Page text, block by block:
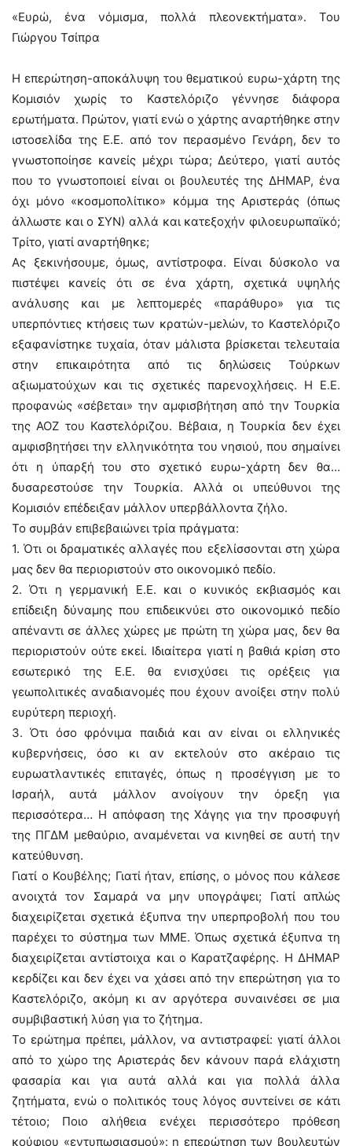
«Ευρώ, ένα νόμισμα, πολλά πλεονεκτήματα». Του
Γιώργου Τσίπρα
Η επερώτηση-αποκάλυψη του θεματικού ευρω-χάρτη της
Κομισιόν χωρίς το Καστελόριζο γέννησε διάφορα
ερωτήματα. Πρώτον, γιατί ενώ ο χάρτης αναρτήθηκε στην
ιστοσελίδα της Ε.Ε. από τον περασμένο Γενάρη, δεν το
γνωστοποίησε κανείς μέχρι τώρα; Δεύτερο, γιατί αυτός
που το γνωστοποιεί είναι οι βουλευτές της ΔΗΜΑΡ, ένα
όχι μόνο «κοσμοπολίτικο» κόμμα της Αριστεράς (όπως
άλλωστε και ο ΣΥΝ) αλλά και κατεξοχήν φιλοευρωπαϊκό;
Τρίτο, γιατί αναρτήθηκε;
Ας ξεκινήσουμε, όμως, αντίστροφα. Είναι δύσκολο να
πιστέψει κανείς ότι σε ένα χάρτη, σχετικά υψηλής
ανάλυσης και με λεπτομερές «παράθυρο» για τις
υπερπόντιες κτήσεις των κρατών-μελών, το Καστελόριζο
εξαφανίστηκε τυχαία, όταν μάλιστα βρίσκεται τελευταία
στην επικαιρότητα από τις δηλώσεις Τούρκων
αξιωματούχων και τις σχετικές παρενοχλήσεις. Η Ε.Ε.
προφανώς «σέβεται» την αμφισβήτηση από την Τουρκία
της ΑΟΖ του Καστελόριζου. Βέβαια, η Τουρκία δεν έχει
αμφισβητήσει την ελληνικότητα του νησιού, που σημαίνει
ότι η ύπαρξή του στο σχετικό ευρω-χάρτη δεν θα…
δυσαρεστούσε την Τουρκία. Αλλά οι υπεύθυνοι της
Κομισιόν επέδειξαν μάλλον υπερβάλλοντα ζήλο.
Το συμβάν επιβεβαιώνει τρία πράγματα:
1. Ότι οι δραματικές αλλαγές που εξελίσσονται στη χώρα
μας δεν θα περιοριστούν στο οικονομικό πεδίο.
2. Ότι η γερμανική Ε.Ε. και ο κυνικός εκβιασμός και
επίδειξη δύναμης που επιδεικνύει στο οικονομικό πεδίο
απέναντι σε άλλες χώρες με πρώτη τη χώρα μας, δεν θα
περιοριστούν ούτε εκεί. Ιδιαίτερα γιατί η βαθιά κρίση στο
εσωτερικό της Ε.Ε. θα ενισχύσει τις ορέξεις για
γεωπολιτικές αναδιανομές που έχουν ανοίξει στην πολύ
ευρύτερη περιοχή.
3. Ότι όσο φρόνιμα παιδιά και αν είναι οι ελληνικές
κυβερνήσεις, όσο κι αν εκτελούν στο ακέραιο τις
ευρωατλαντικές επιταγές, όπως η προσέγγιση με το
Ισραήλ, αυτά μάλλον ανοίγουν την όρεξη για
περισσότερα… Η απόφαση της Χάγης για την προσφυγή
της ΠΓΔΜ μεθαύριο, αναμένεται να κινηθεί σε αυτή την
κατεύθυνση.
Γιατί ο Κουβέλης; Γιατί ήταν, επίσης, ο μόνος που κάλεσε
ανοιχτά τον Σαμαρά να μην υπογράψει; Γιατί απλώς
διαχειρίζεται σχετικά έξυπνα την υπερπροβολή που του
παρέχει το σύστημα των ΜΜΕ. Όπως σχετικά έξυπνα τη
διαχειρίζεται αντίστοιχα και ο Καρατζαφέρης. Η ΔΗΜΑΡ
κερδίζει και δεν έχει να χάσει από την επερώτηση για το
Καστελόριζο, ακόμη κι αν αργότερα συναινέσει σε μια
συμβιβαστική λύση για το ζήτημα.
Το ερώτημα πρέπει, μάλλον, να αντιστραφεί: γιατί άλλοι
από το χώρο της Αριστεράς δεν κάνουν παρά ελάχιστη
φασαρία και για αυτά αλλά και για πολλά άλλα
ζητήματα, ενώ ο πολιτικός τους λόγος συντείνει σε κάτι
τέτοιο; Ποιο αλήθεια ενέχει περισσότερο πρόθεση
κούφιου «εντυπωσιασμού»: η επερώτηση των βουλευτών